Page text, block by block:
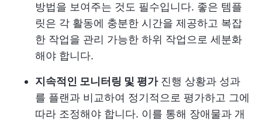
방법을 보여주는 것도 필수입니다. 좋은 템플
릿은 각 활동에 충분한 시간을 제공하고 복잡
한 작업을 관리 가능한 하위 작업으로 세분화
해야 합니다.
지속적인 모니터링 및 평가진행 상황과 성과
를 플랜과 비교하여 정기적으로 평가하고 그에
따라 조정해야 합니다. 이를 통해 장애물과 개